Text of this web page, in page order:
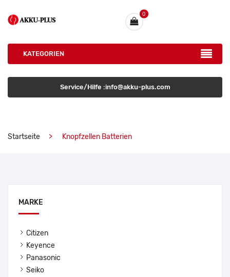
0
KATEGORIEN
Service/Hilfe :info@akku-plus.com
Startseite Knopfzellen Batterien
MARKE
Citizen
Keyence
Panasonic
Seiko